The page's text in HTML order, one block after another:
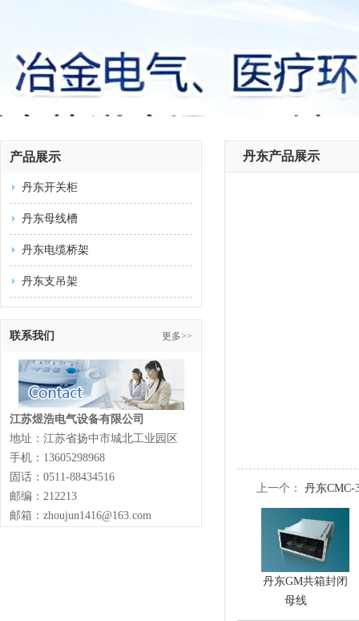
产品展示
丹东开关柜
丹东母线槽
丹东电缆桥架
丹东支吊架
联系我们 更多>>
江苏煜浩电气设备有限公司
地址：江苏省扬中市城北工业园区
手机：13605298968
固话：0511-88434516
邮编：212213
邮箱：zhoujun1416@163.com
丹东产品展示
上一个： 丹东CMC-
丹东GM共箱封闭
母线